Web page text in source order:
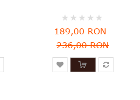
Rating:
0%
189,00 RON
236,00 RON